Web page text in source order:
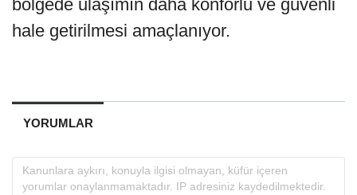
bölgede ulaşımın daha konforlu ve güvenli
hale getirilmesi amaçlanıyor.
YORUMLAR